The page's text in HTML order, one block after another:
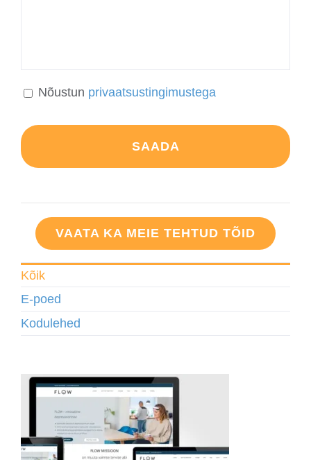
* Nõustun privaatsustingimustega
VAATA KA MEIE TEHTUD TÕID
Kõik
E-poed
Kodulehed